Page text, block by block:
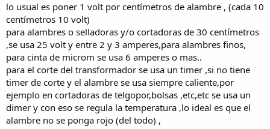
lo usual es poner 1 volt por centímetros de alambre , (cada 10
centímetros 10 volt)
para alambres o selladoras y/o cortadoras de 30 centímetros
,se usa 25 volt y entre 2 y 3 amperes,para alambres finos,
para cinta de microm se usa 6 amperes o mas..
para el corte del transformador se usa un timer ,si no tiene
timer de corte y el alambre se usa siempre caliente,por
ejemplo en cortadoras de telgopor,bolsas ,etc,etc se usa un
dimer y con eso se regula la temperatura ,lo ideal es que el
alambre no se ponga rojo (del todo) ,